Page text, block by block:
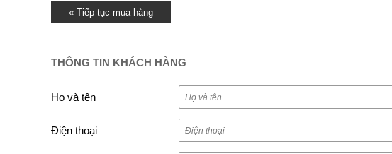
« Tiếp tục mua hàng
THÔNG TIN KHÁCH HÀNG
Họ và tên
Điện thoại